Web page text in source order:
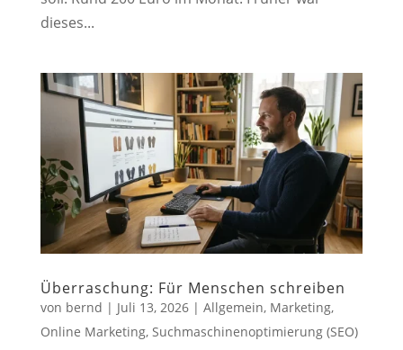
dieses...
Überraschung: Für Menschen schreiben
von bernd | Juli 13, 2026| Allgemein, Marketing,
Online Marketing, Suchmaschinenoptimierung (SEO)